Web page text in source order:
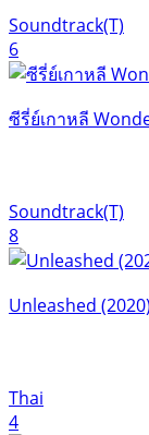
Soundtrack(T)
6
ซีรี่ย์เกาหลี
Soundtrack(T)
8
Unleashed
Thai
4